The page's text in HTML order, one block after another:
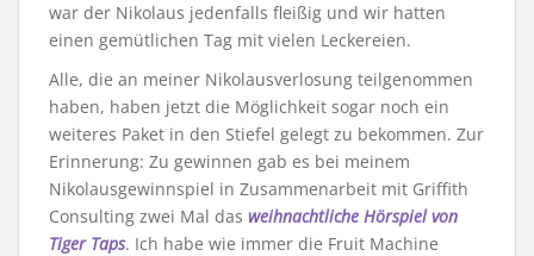
war der Nikolaus jedenfalls fleißig und wir hatten
einen gemütlichen Tag mit vielen Leckereien.
Alle, die an meiner Nikolausverlosung teilgenommen
haben, haben jetzt die Möglichkeit sogar noch ein
weiteres Paket in den Stiefel gelegt zu bekommen. Zur
Erinnerung: Zu gewinnen gab es bei meinem
Nikolausgewinnspiel in Zusammenarbeit mit Griffith
Consulting zwei Mal das weihnachtliche Hörspiel von
Tiger Taps. Ich habe wie immer die Fruit Machine